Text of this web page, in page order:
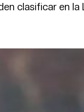
clasificar en